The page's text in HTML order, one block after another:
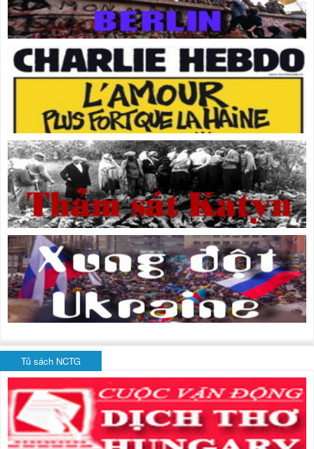
Tủ sách NCTG